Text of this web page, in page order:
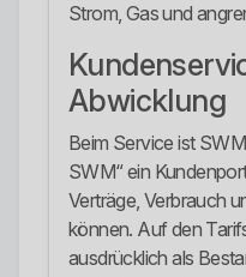
Strom, Gas und
Abwicklung
Beim Service ist
SWM“ ein
Verträge, Verbrauch
können. Auf den
ausdrücklich als